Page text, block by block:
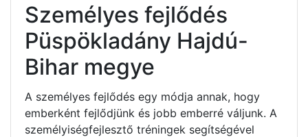
Személyes fejlődés
Püspökladány Hajdú-
Bihar megye
A személyes fejlődés egy módja annak, hogy
emberként fejlődjünk és jobb emberré váljunk. A
személyiségfejlesztő tréningek segítségével